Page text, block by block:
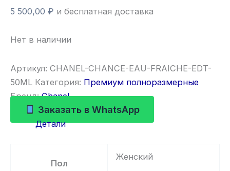
5 500,00 ₽ и бесплатная доставка
Нет в наличии
Артикул: CHANEL-CHANCE-EAU-FRAICHE-EDT-
50ML Категория: Премиум полноразмерные
Бренд:Chanel
Заказать в WhatsApp
Детали
Пол
Женский